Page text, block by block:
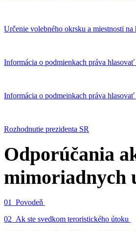
Určenie volebného okrsku a miestnosti na
Informácia o podmienkach práva hlasovať
Informácia o podmeinkach práva
Rozhodnutie prezidenta SR
Odporúčania
mimoriadnych
01_Povodeň
02_Ak ste svedkom teroristického útoku